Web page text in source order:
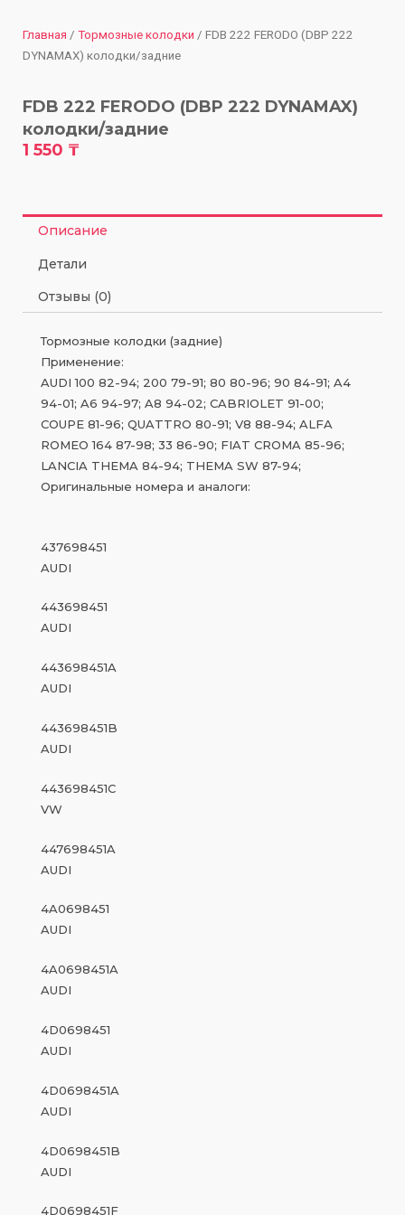
Главная / Тормозные колодки / FDB 222 FERODO (DBP 222
DYNAMAX) колодки/задние
FDB 222 FERODO (DBP 222 DYNAMAX)
колодки/задние
1 550 ₸
Описание
Детали
Отзывы (0)
Тормозные колодки (задние)
Применение:
AUDI 100 82-94; 200 79-91; 80 80-96; 90 84-91; A4
94-01; A6 94-97; A8 94-02; CABRIOLET 91-00;
COUPE 81-96; QUATTRO 80-91; V8 88-94; ALFA
ROMEO 164 87-98; 33 86-90; FIAT CROMA 85-96;
LANCIA THEMA 84-94; THEMA SW 87-94;
Оригинальные номера и аналоги:
437698451
AUDI
443698451
AUDI
443698451A
AUDI
443698451B
AUDI
443698451C
VW
447698451A
AUDI
4A0698451
AUDI
4A0698451A
AUDI
4D0698451
AUDI
4D0698451A
AUDI
4D0698451B
AUDI
4D0698451F